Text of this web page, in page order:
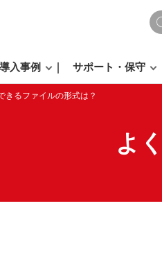
導入事例 サポート・保守
きるファイルの形式は？
よ